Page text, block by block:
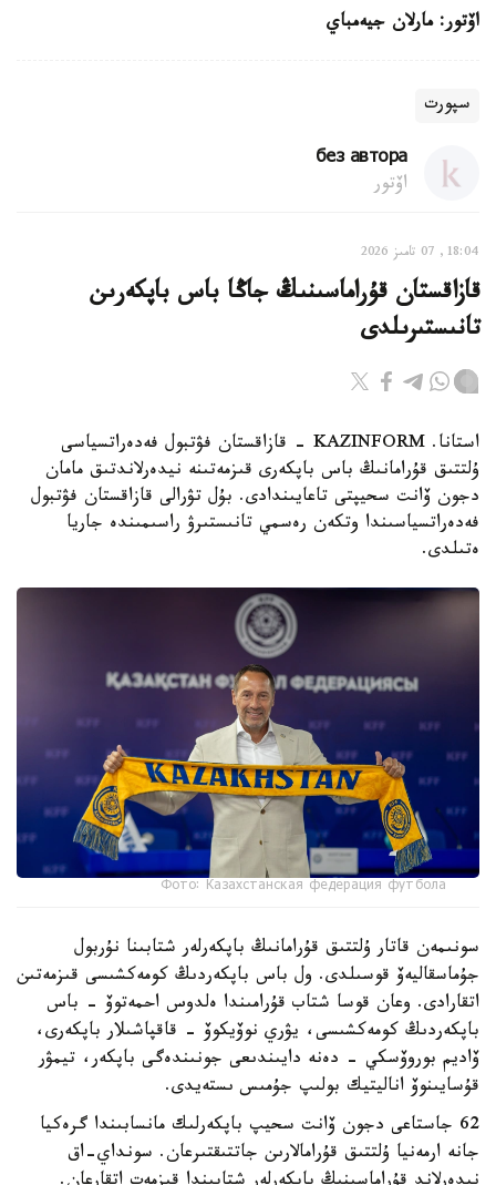
اۆتور: مارلان جيەمباي
سپورت
без автора
اۆتور
18:04, 07 تامىز 2026
قازاقستان قۇراماسىنىڭ جاڭا باس باپكەرىن
تانىستىرىلدى
استانا. KAZINFORM - قازاقستان فۋتبول فەدەراتسياسى
ۇلتتىق قۇرامانىڭ باس باپكەرى قىزمەتىنە نيدەرلاندتىق مامان
دجون ۆانت سحيپتى تاعايىندادى. بۇل تۋرالى قازاقستان فۋتبول
فەدەراتسياسىندا وتكەن رەسمي تانىستىرۋ راسىمىندە جاريا
ەتىلدى.
Фото: Казахстанская федерация футбола
سونىمەن قاتار ۇلتتىق قۇرامانىڭ باپكەرلەر شتابىنا نۇربول
جۇماسقاليەۆ قوسىلدى. ول باس باپكەردىڭ كومەكشىسى قىزمەتىن
اتقارادى. وعان قوسا شتاب قۇرامىندا ەلدوس احمەتوۆ - باس
باپكەردىڭ كومەكشىسى، يۋري نوۆيكوۆ - قاقپاشىلار باپكەرى،
ۆاديم بوروۆسكي - دەنە دايىندىعى جونىندەگى باپكەر، تيمۋر
قۇسايىنوۆ اناليتيك بولىپ جۇمىس ىستەيدى.
62 جاستاعى دجون ۆانت سحيپ باپكەرلىك مانسابىندا گرەكيا
جانە ارمەنيا ۇلتتىق قۇرامالارىن جاتتىقتىرعان. سونداي-اق